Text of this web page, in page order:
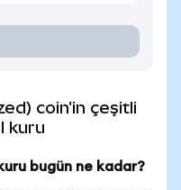
coin'in çeşitli
kuru
bugün ne kadar?